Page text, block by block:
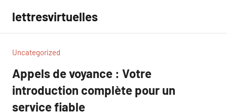
contenu
lettresvirtuelles
Uncategorized
Appels de voyance : Votre
introduction complète pour un
service fiable